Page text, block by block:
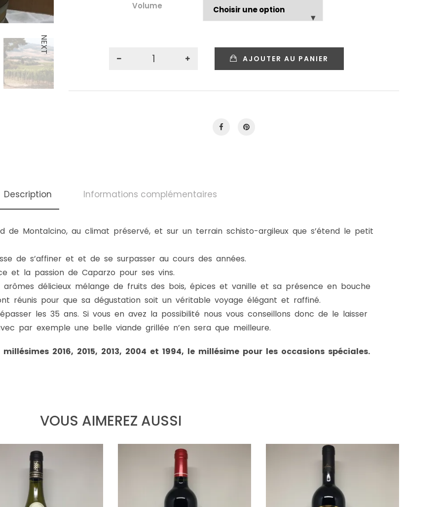
NEXT
Volume
AJOUTER AU PANIER
Description Informations complémentaires
de Montalcino, au climat préservé, et sur un terrain schisto-argileux que s’étend le petit
de s’affiner et et de se surpasser au cours des années.
et la passion de Caparzo pour ses vins.
délicieux mélange de fruits des bois, épices et vanille et sa présence en bouche
réunis pour que sa dégustation soit un véritable voyage élégant et raffiné.
les 35 ans. Si vous en avez la possibilité nous vous conseillons donc de le laisser
par exemple une belle viande grillée n’en sera que meilleure.
2016, 2015, 2013, 2004 et 1994, le millésime pour les occasions spéciales.
VOUS AIMEREZ AUSSI